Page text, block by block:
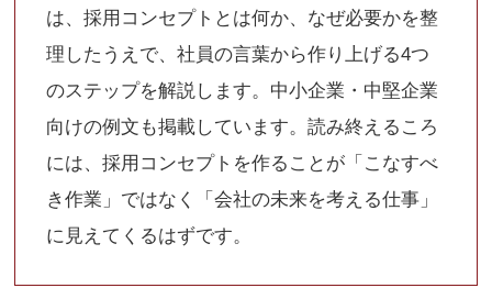
は、採用コンセプトとは何か、なぜ必要かを整
理したうえで、社員の言葉から作り上げる4つ
のステップを解説します。中小企業・中堅企業
向けの例文も掲載しています。読み終えるころ
には、採用コンセプトを作ることが「こなすべ
き作業」ではなく「会社の未来を考える仕事」
に見えてくるはずです。